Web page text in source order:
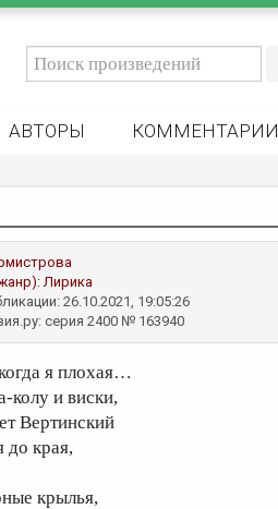
АВТОРЫ КОММЕНТАРИИ
Лирика
26.10.2021, 19:05:26
серия 2400 № 163940
я плохая…
колу и виски,
Вертинский
до края,
крылья,